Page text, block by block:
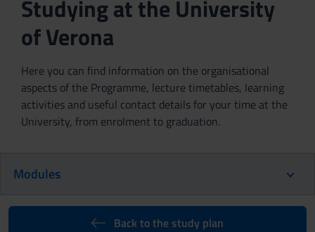
Studying at the University
of Verona
Here you can find information on the organisational
aspects of the Programme, lecture timetables, learning
activities and useful contact details for your time at the
University, from enrolment to graduation.
Modules
Back to the study plan